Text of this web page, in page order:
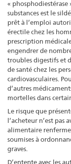
« phosphodiestérase
substances est le
prêt à l’emploi
érectile chez les
prescription
engendrer de
troubles digestifs et
de santé chez les
cardiovasculaires.
d’autres
mortelles dans
Le risque que
l’acheteur n’est
alimentaire renferme
soumises à
graves.
D’entente avec les